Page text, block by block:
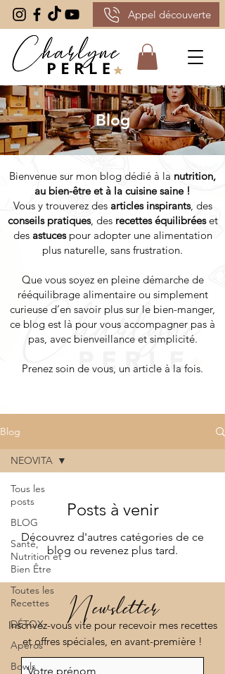
Appel découverte
Blog
Bienvenue sur mon blog dédié à la nutrition,
au bien-être et à la cuisine saine !
Vous y trouverez des articles inspirants, des
conseils pratiques, des recettes équilibréeset
des astuces pour adopter une alimentation
plus naturelle, sans frustration.
Que vous soyez en pleine démarche de
rééquilibrage alimentaire ou simplement
curieuse d’en savoir plus sur le bien-manger,
ce blog est là pour vous accompagner pas à
pas, avec bienveillance et simplicité.
Prenez soin de vous, un article à la fois.
Blog
Tous les
posts
BLOG
Santé,
Nutrition et
Bien Être
Toutes les
Recettes
DÉTOX
Apéros
Bowls
NEOVITA
Posts à venir
Découvrez d'autres catégories de ce
blog ou revenez plus tard.
Newsletter
Inscrivez-vous vite pour recevoir mes recettes
et offres spéciales, en avant-première !